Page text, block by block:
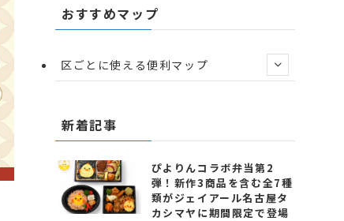
おすすめマップ
区ごとに使える便利マップ
新着記事
ぴよりんコラボ弁当第2
弾！新作3商品を含む全7種
類がジェイアール名古屋タ
カシマヤに期間限定で登場